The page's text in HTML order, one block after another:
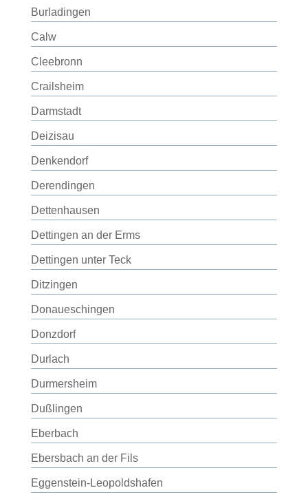
Burladingen
Calw
Cleebronn
Crailsheim
Darmstadt
Deizisau
Denkendorf
Derendingen
Dettenhausen
Dettingen an der Erms
Dettingen unter Teck
Ditzingen
Donaueschingen
Donzdorf
Durlach
Durmersheim
Dußlingen
Eberbach
Ebersbach an der Fils
Eggenstein-Leopoldshafen